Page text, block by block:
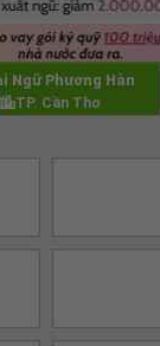
Ngữ Phương Hàn
TP. Cần Thơ
2026
19/05/2026
nào kèm em với
học giỏi cơ